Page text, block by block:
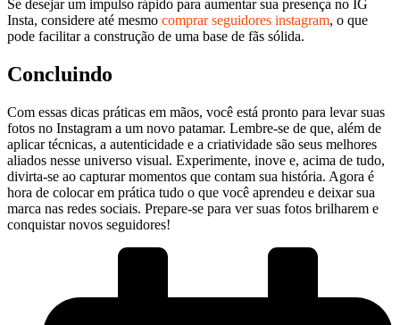
Se desejar um impulso ⁢rápido para aumentar sua presença no IG ​
Insta, considere até mesmo comprar seguidores⁢ instagram, o que
pode facilitar a construção de uma base de fãs sólida.
Concluindo
Com essas dicas práticas‍ em mãos, você está⁣ pronto para levar suas
⁣fotos no Instagram a ⁣um⁣ novo patamar. Lembre-se⁤ de que, além de
aplicar técnicas, ⁣a autenticidade e a criatividade são seus ‌melhores
aliados nesse⁤ universo visual. Experimente, inove ‌e, acima de tudo,
‌divirta-se ao capturar⁤ momentos que contam sua história. Agora é
hora de colocar em prática tudo o que você aprendeu e deixar sua
marca nas⁣ redes sociais.‌ Prepare-se para ver suas fotos brilharem e
conquistar novos seguidores!